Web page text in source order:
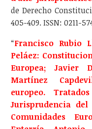
de Derecho
405-409. ISSN: 0211-
“Francisco Rubio
Peláez:
Europea; Javier
Martínez
europeo.
Jurisprudencia
Comunidades